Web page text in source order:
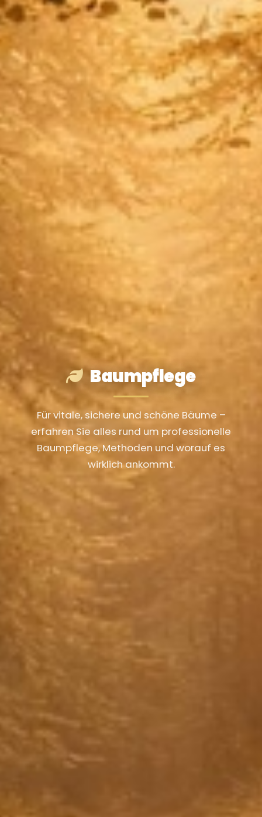
Baumpflege
Für vitale, sichere und schöne Bäume –
erfahren Sie alles rund um professionelle
Baumpflege, Methoden und worauf es
wirklich ankommt.